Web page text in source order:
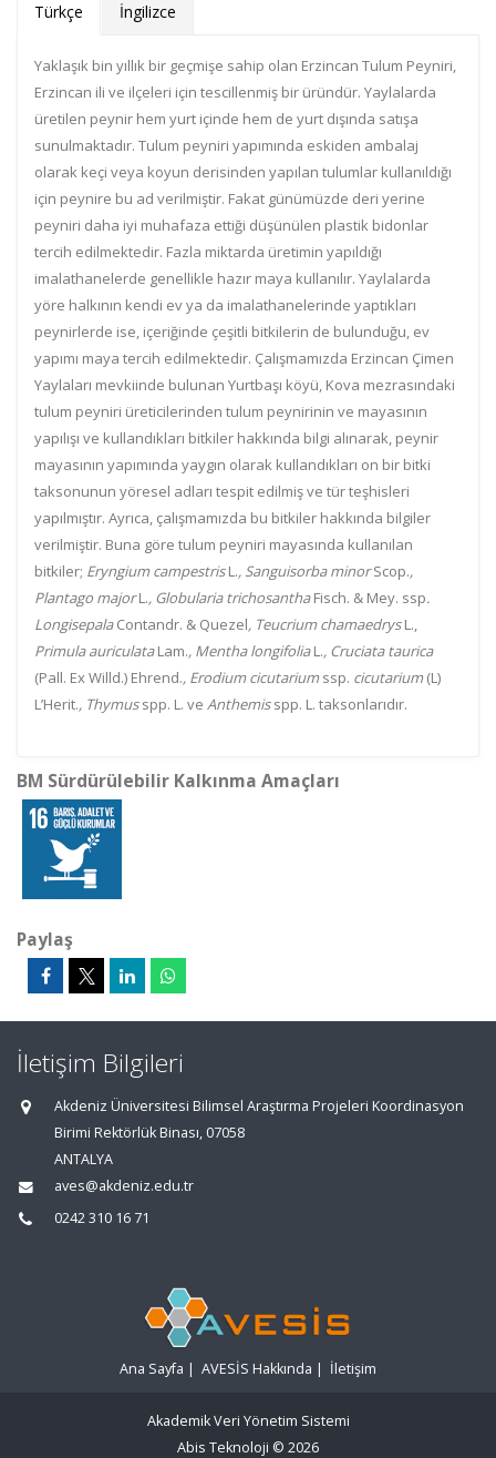
Türkçe İngilizce
Yaklaşık bin yıllık bir geçmişe sahip olan Erzincan Tulum Peyniri,
Erzincan ili ve ilçeleri için tescillenmiş bir üründür. Yaylalarda
üretilen peynir hem yurt içinde hem de yurt dışında satışa
sunulmaktadır. Tulum peyniri yapımında eskiden ambalaj
olarak keçi veya koyun derisinden yapılan tulumlar kullanıldığı
için peynire bu ad verilmiştir. Fakat günümüzde deri yerine
peyniri daha iyi muhafaza ettiği düşünülen plastik bidonlar
tercih edilmektedir. Fazla miktarda üretimin yapıldığı
imalathanelerde genellikle hazır maya kullanılır. Yaylalarda
yöre halkının kendi ev ya da imalathanelerinde yaptıkları
peynirlerde ise, içeriğinde çeşitli bitkilerin de bulunduğu, ev
yapımı maya tercih edilmektedir. Çalışmamızda Erzincan Çimen
Yaylaları mevkiinde bulunan Yurtbaşı köyü, Kova mezrasındaki
tulum peyniri üreticilerinden tulum peynirinin ve mayasının
yapılışı ve kullandıkları bitkiler hakkında bilgi alınarak, peynir
mayasının yapımında yaygın olarak kullandıkları on bir bitki
taksonunun yöresel adları tespit edilmiş ve tür teşhisleri
yapılmıştır. Ayrıca, çalışmamızda bu bitkiler hakkında bilgiler
verilmiştir. Buna göre tulum peyniri mayasında kullanılan
bitkiler; Eryngium campestrisL., Sanguisorba minorScop.,
Plantago majorL., Globularia trichosanthaFisch. & Mey. ssp.
LongisepalaContandr. & Quezel, Teucrium chamaedrysL.,
Primula auriculataLam., Mentha longifoliaL., Cruciata taurica
(Pall. Ex Willd.) Ehrend., Erodium cicutariumssp. cicutarium(L)
L’Herit., Thymusspp. L. ve Anthemisspp. L. taksonlarıdır.
BM Sürdürülebilir Kalkınma Amaçları
Paylaş
İletişim Bilgileri
Akdeniz Üniversitesi Bilimsel Araştırma Projeleri Koordinasyon
Birimi Rektörlük Binası, 07058
ANTALYA
aves@akdeniz.edu.tr
0242 310 16 71
Ana Sayfa | AVESİS Hakkında | İletişim
Akademik Veri Yönetim Sistemi
Abis Teknoloji © 2026